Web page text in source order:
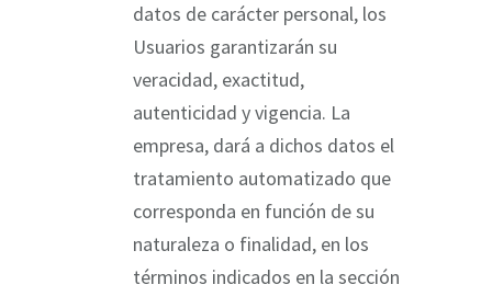
datos de carácter personal, los
Usuarios garantizarán su
veracidad, exactitud,
autenticidad y vigencia. La
empresa, dará a dichos datos el
tratamiento automatizado que
corresponda en función de su
naturaleza o finalidad, en los
términos indicados en la sección